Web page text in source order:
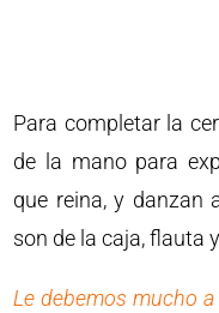
Para completar la
de la mano para
que reina, y danzan
son de la caja, flauta
Le debemos mucho